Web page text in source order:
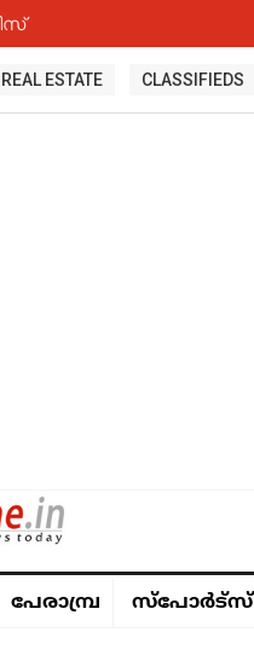
REAL ESTATE CLASSIFIEDS
പേരാമ്പ്ര സ്പോർട്സ്